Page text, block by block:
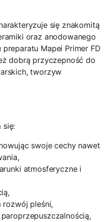
się znakomitą
oraz anodowanego
Mapei Primer FD
dobrą przyczepność do
tworzyw
swoje cechy nawet
atmosferyczne i
pleśni,